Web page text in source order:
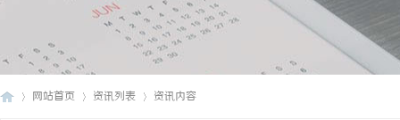
网站首页 资讯列表 资讯内容